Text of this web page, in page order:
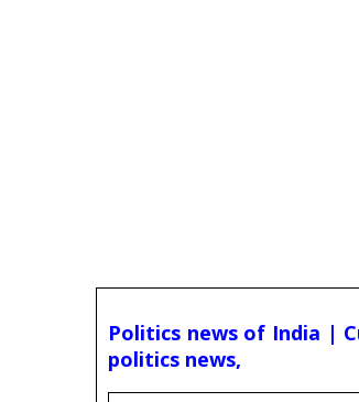
Politics news of India |
politics news,